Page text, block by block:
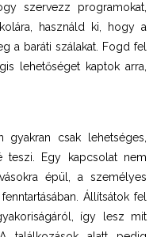
szervezz programokat,
használd ki, hogy a
a baráti szálakat. Fogd fel
lehetőséget kaptok arra,
gyakran csak lehetséges,
teszi. Egy kapcsolat nem
épül, a személyes
Állítsátok fel
így lesz mit